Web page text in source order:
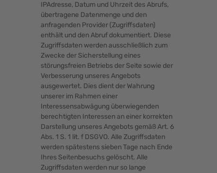
IPAdresse, Datum und Uhrzeit des Abrufs,
übertragene Datenmenge und den
anfragenden Provider (Zugriffsdaten)
enthält und den Abruf dokumentiert. Diese
Zugriffsdaten werden ausschließlich zum
Zwecke der Sicherstellung eines
störungsfreien Betriebs der Seite sowie der
Verbesserung unseres Angebots
ausgewertet. Dies dient der Wahrung
unserer im Rahmen einer
Interessensabwägung überwiegenden
berechtigten Interessen an einer korrekten
Darstellung unseres Angebots gemäß Art. 6
Abs. 1 S. 1 lit. f DSGVO. Alle Zugriffsdaten
werden spätestens sieben Tage nach Ende
Ihres Seitenbesuchs gelöscht. Alle
Zugriffsdaten werden nur so lange